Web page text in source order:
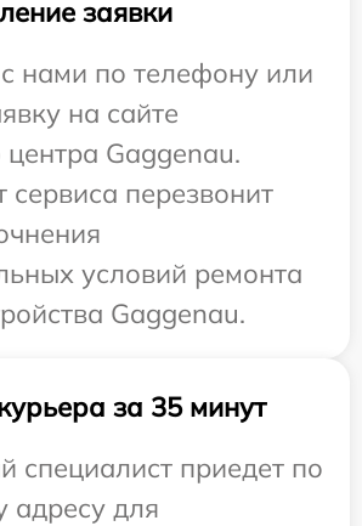
заявки
нами по телефону или
на сайте
центра Gaggenau.
сервиса перезвонит
условий ремонта
Gaggenau.
за 35 минут
специалист приедет по
адресу для